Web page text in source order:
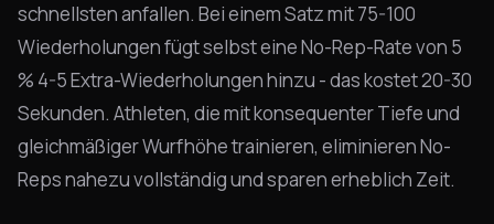
schnellsten anfallen. Bei einem Satz mit 75-100
Wiederholungen fügt selbst eine No-Rep-Rate von 5
% 4-5 Extra-Wiederholungen hinzu - das kostet 20-30
Sekunden. Athleten, die mit konsequenter Tiefe und
gleichmäßiger Wurfhöhe trainieren, eliminieren No-
Reps nahezu vollständig und sparen erheblich Zeit.